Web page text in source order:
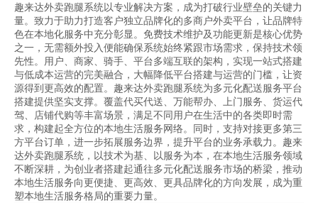
趣来达外卖跑腿系统以专业解决方案，成为打破行业壁垒的关键力
量。致力于助力打造客户独立品牌化的多商户外卖平台，让品牌特
色在本地化服务中充分彰显。免费技术维护及功能更新是核心优势
之一，无需额外投入便能确保系统始终紧跟市场需求，保持技术领
先性。用户、商家、骑手、平台多端互联的架构，实现一站式搭建
与低成本运营的完美融合，大幅降低平台搭建与运营的门槛，让资
源得到更高效的配置。趣来达外卖跑腿系统为多元化配送服务平台
搭建提供坚实支撑。覆盖代买代送、万能帮办、上门服务、货运代
驾、店铺代购等丰富场景，满足不同用户在生活中的各类即时需
求，构建起全方位的本地生活服务网络。同时，支持对接更多第三
方平台订单，进一步拓展服务边界，提升平台的业务承载力。趣来
达外卖跑腿系统，以技术为基、以服务为本，在本地生活服务领域
不断深耕，为创业者搭建起通往多元化配送服务市场的桥梁，推动
本地生活服务向更便捷、更高效、更具品牌化的方向发展，成为重
塑本地生活服务格局的重要力量。